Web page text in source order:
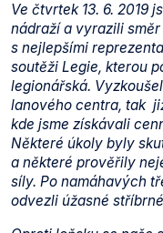
Ve čtvrtek 13. 6. 2019
nádraží a vyrazili
s nejlepšími
soutěži Legie, kterou
legionářská.
lanového centra, tak
kde jsme získávali
Některé úkoly byly
a některé prověřily
síly. Po namáhavých
odvezli úžasné